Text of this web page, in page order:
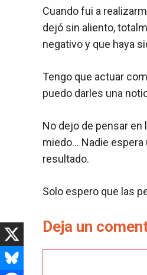
Cuando fui a
dejó sin aliento,
negativo y que haya
Tengo que actuar
puedo darles una
No dejo de pensar
miedo… Nadie espera
resultado.
Solo espero que las
Deja un